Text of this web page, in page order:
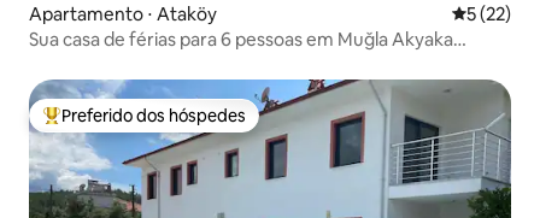
Apartamento ⋅ Ataköy 5 de uma
5 (22)
Sua casa de férias para 6 pessoas em Muğla Akyaka
Entre os melhores preferidos dos hóspedes
Preferido dos hóspedes